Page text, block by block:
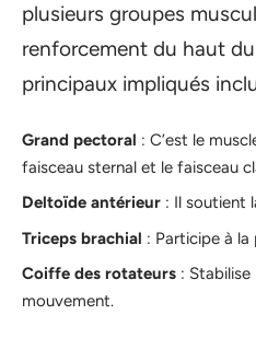
plusieurs groupes
renforcement du haut
principaux impliqués
Grand pectoral : C’est le
faisceau sternal et le faisceau
Deltoïde antérieur : Il soutient
Triceps brachial : Participe à la
Coiffe des rotateurs : Stabilise
mouvement.